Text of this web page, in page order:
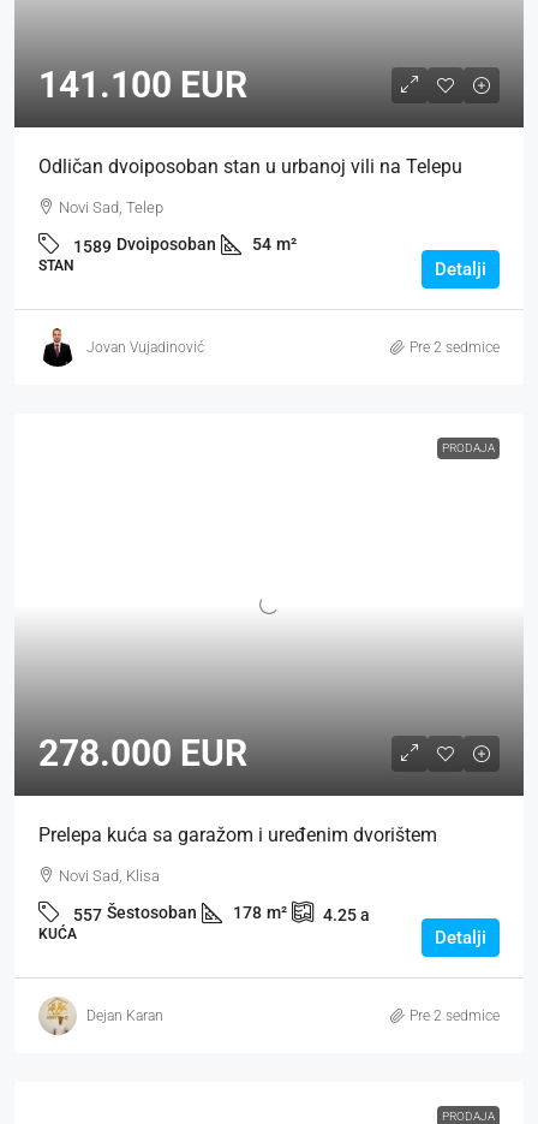
141.100 EUR
Odličan dvoiposoban stan u urbanoj vili na Telepu
Novi Sad, Telep
1589 Dvoiposoban 54 m²
STAN Detalji
Jovan Vujadinović Pre 2 sedmice
PRODAJA
278.000 EUR
Prelepa kuća sa garažom i uređenim dvorištem
Novi Sad, Klisa
557 Šestosoban 178 m² 4.25a
KUĆA Detalji
Dejan Karan Pre 2 sedmice
PRODAJA